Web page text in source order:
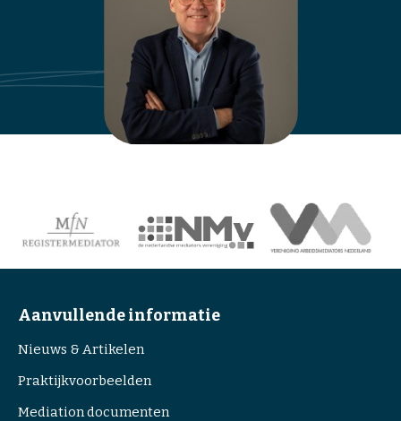
Aanvullende informatie
Nieuws & Artikelen
Praktijkvoorbeelden
Mediation documenten